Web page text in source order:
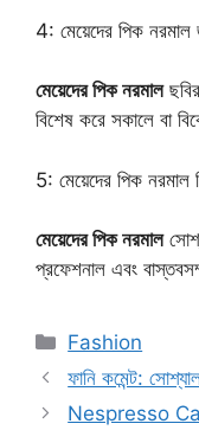
4: মেয়েদের পিক
মেয়েদের পিক নরমাল
বিশেষ করে সকালে বা
5: মেয়েদের পিক নরমাল
মেয়েদের পিক নরমাল
প্রফেশনাল এবং
Categories
Fashion
ফানি কমেন্ট:
Nespresso